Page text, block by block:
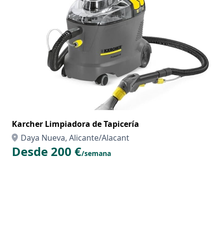
Karcher Limpiadora de Tapicería
Daya Nueva, Alicante/Alacant
Desde 200 €/semana